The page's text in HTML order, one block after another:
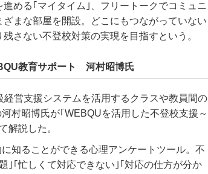
める｢マイタイム｣、フリートークでコミュニ
まな部屋を開設。どこにもつながっていない
さない不登校対策の実現を目指すという。
教育サポート 河村昭博氏
営支援システムを活用するクラスや教員間の
村昭博氏が｢WEBQUを活用した不登校支援～
解説した。
知ることができる心理アンケートツール。不
｣｢忙しくて対応できない｣｢対応の仕方が分か